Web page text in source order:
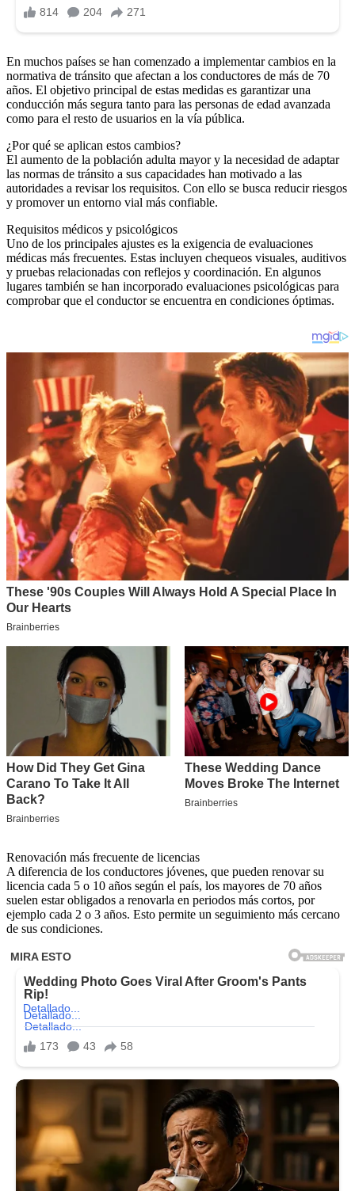
En muchos países se han comenzado a implementar cambios en la
normativa de tránsito que afectan a los conductores de más de 70
años. El objetivo principal de estas medidas es garantizar una
conducción más segura tanto para las personas de edad avanzada
como para el resto de usuarios en la vía pública.
¿Por qué se aplican estos cambios?
El aumento de la población adulta mayor y la necesidad de adaptar
las normas de tránsito a sus capacidades han motivado a las
autoridades a revisar los requisitos. Con ello se busca reducir riesgos
y promover un entorno vial más confiable.
Requisitos médicos y psicológicos
Uno de los principales ajustes es la exigencia de evaluaciones
médicas más frecuentes. Estas incluyen chequeos visuales, auditivos
y pruebas relacionadas con reflejos y coordinación. En algunos
lugares también se han incorporado evaluaciones psicológicas para
comprobar que el conductor se encuentra en condiciones óptimas.
Renovación más frecuente de licencias
A diferencia de los conductores jóvenes, que pueden renovar su
licencia cada 5 o 10 años según el país, los mayores de 70 años
suelen estar obligados a renovarla en periodos más cortos, por
ejemplo cada 2 o 3 años. Esto permite un seguimiento más cercano
de sus condiciones.